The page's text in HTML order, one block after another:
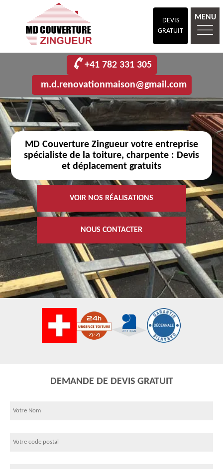
DEVIS
GRATUIT
MENU
+41 782 331 305
m.d.renovationmaison@gmail.com
MD Couverture Zingueur votre entreprise
spécialiste de la toiture, charpente : Devis
et déplacement gratuits
VOIR NOS RÉALISATIONS
NOUS CONTACTER
DEMANDE DE DEVIS GRATUIT